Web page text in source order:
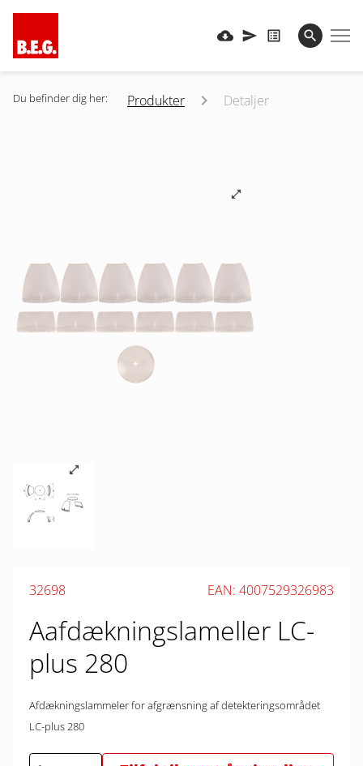
Du befinder dig her: Produkter Detaljer
32698 EAN: 4007529326983
Aafdækningslameller LC-
plus 280
Afdækningslammeler for afgrænsning af detekteringsområdet
LC-plus 280